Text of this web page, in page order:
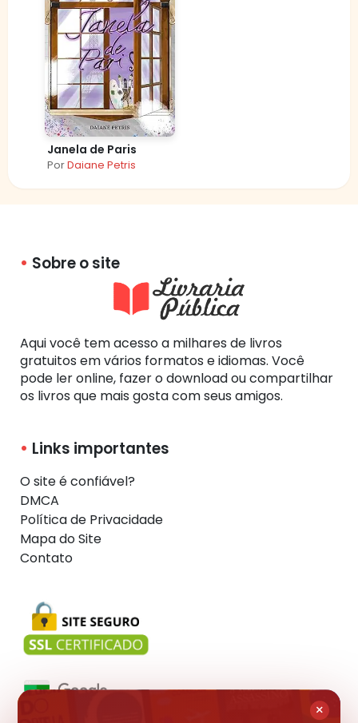
Janela de Paris
PorDaiane Petris
Sobre o site
Aqui você tem acesso a milhares de livros
gratuitos em vários formatos e idiomas. Você
pode ler online, fazer o download ou compartilhar
os livros que mais gosta com seus amigos.
Links importantes
O site é confiável?
DMCA
Política de Privacidade
Mapa do Site
Contato
×